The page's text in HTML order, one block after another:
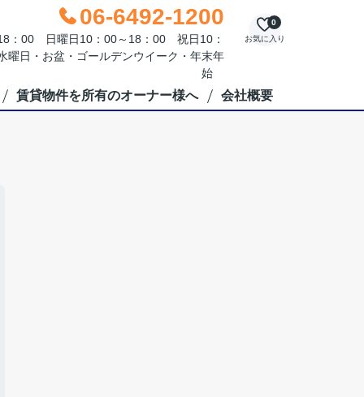
06-6492-1200
：00 日曜日10：00～18：00 祝日10：
日・お盆・ゴールデンウイーク・年末年
始
お気に入り
0
賃貸物件を所有のオーナー様へ 会社概要